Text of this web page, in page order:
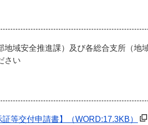
域安全推進課）及び各総合支所（地
さい
等交付申請書】 （WORD:17.3KB）